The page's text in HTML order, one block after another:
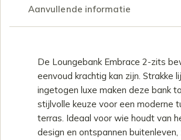
Aanvullende informatie
Productomschrijving
De Loungebank Embrace 2-zits
eenvoud krachtig kan zijn. Strakke
ingetogen luxe maken deze bank
stijlvolle keuze voor een moderne
terras. Ideaal voor wie houdt van
design en ontspannen buitenleven,